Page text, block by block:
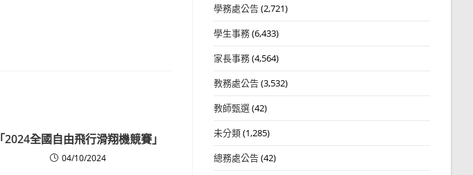
「2024全國自由飛行滑翔機競賽」
04/10/2024
學務處公告(2,721)
學生事務(6,433)
家長事務(4,564)
教務處公告(3,532)
教師甄選(42)
未分類(1,285)
總務處公告(42)